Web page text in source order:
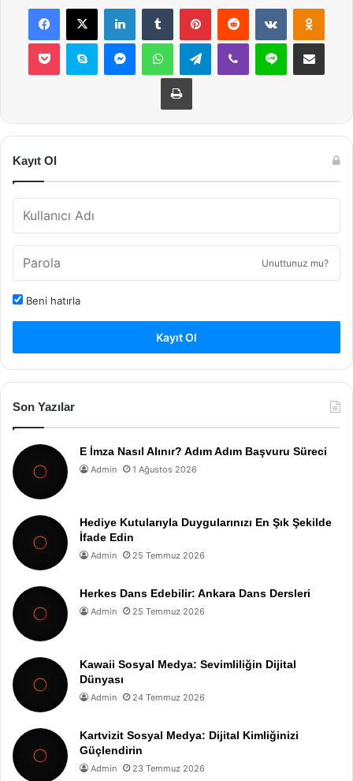
Facebook
X LinkedInTumblr PinterestReddit VKontakte
Pocket Skype MessengerWhatsAppTelegramViber Line E-Posta ile
Yazdır
Kayıt Ol
Unuttunuz mu?
Beni hatırla
Kayıt Ol
Son Yazılar
E İmza Nasıl Alınır? Adım Adım Başvuru Süreci
Admin 1 Ağustos 2026
Hediye Kutularıyla Duygularınızı En Şık Şekilde
İfade Edin
Admin 25 Temmuz 2026
Herkes Dans Edebilir: Ankara Dans Dersleri
Admin 25 Temmuz 2026
Kawaii Sosyal Medya: Sevimliliğin Dijital
Dünyası
Admin 24 Temmuz 2026
Kartvizit Sosyal Medya: Dijital Kimliğinizi
Güçlendirin
Admin 23 Temmuz 2026